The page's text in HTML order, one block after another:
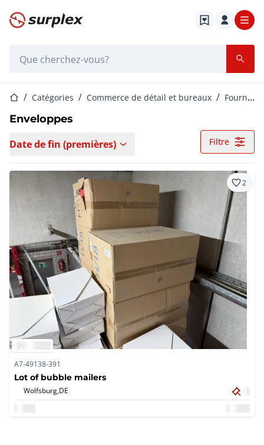
Page d'accueil
Page d'accueil
Catégories Commerce de détail et bureaux Fournitures de bureau
Enveloppes
Date de fin (premières) Filtre
2
A7-49138-391
Lot of bubble mailers
Wolfsburg,DE